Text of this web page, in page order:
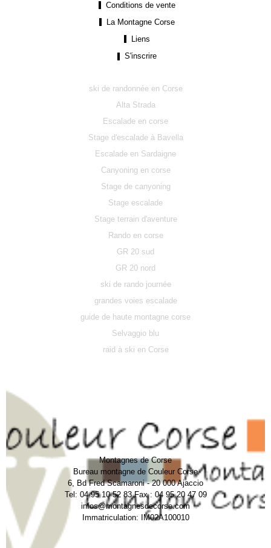
Conditions de vente
La Montagne Corse
Liens
S'inscrire
ski de randonnée en Corse
Alta Strada
Escalade en corse
Stage d'escalade à Bavella
Escalade en Sardaigne
Canyoning en corse
Stage de canyoning
Stage escalade
Stage terrain d'aventure
Rando en corse
GR 20 sud
GR 20 nord
ski de rando journée
grandes voies escalade
guide de haute montagne corse
Selvaggio blu
raid à ski en Corse
Montagnes de Corse
Bureau montagne de Couleur Corse
6, Bd Fred Scamaroni - 20 000 Ajaccio
Tel: 04 95 10 52 83 Fax : 04 95 20 47 09
infos@montagnesdecorse.com
Immatriculation: IM02A100010